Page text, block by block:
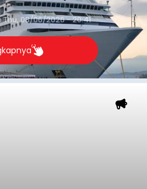
juta GT.
Thu, 08/06/2026 - 20:41